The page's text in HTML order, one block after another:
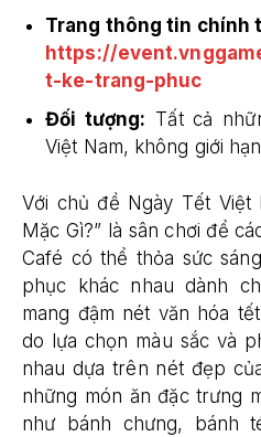
Trang thông tin chính
https://
t-ke-trang-phuc
Đối tượng: Tất cả
Việt Nam, không giới
Với chủ đề Ngày Tết Việt
Mặc Gì?” là sân chơi để
Café có thể thỏa sức
phục khác nhau dành
mang đậm nét văn hóa
do lựa chọn màu sắc và
nhau dựa trên nét đẹp
những món ăn đặc trưng
như bánh chưng, bánh